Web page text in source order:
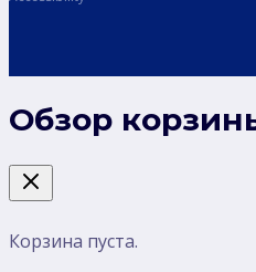
Обзор
Корзина пуста.